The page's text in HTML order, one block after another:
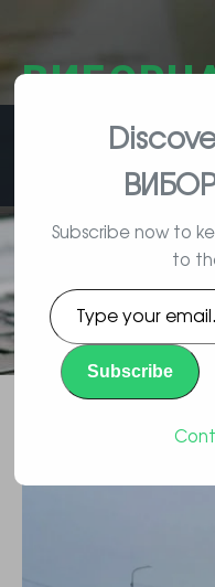
влада,
Підкуплені
скасувати
Криму в суді
Subscribe now to
to
Type
your
email…
Subscribe